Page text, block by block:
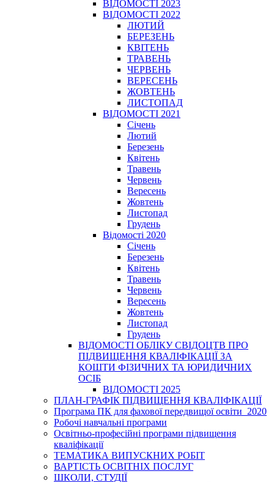
ВІДОМОСТІ 2023
ВІДОМОСТІ 2022
ЛЮТИЙ
БЕРЕЗЕНЬ
КВІТЕНЬ
ТРАВЕНЬ
ЧЕРВЕНЬ
ВЕРЕСЕНЬ
ЖОВТЕНЬ
ЛИСТОПАД
ВІДОМОСТІ 2021
Січень
Лютий
Березень
Квітень
Травень
Червень
Вересень
Жовтень
Листопад
Грудень
Відомості 2020
Січень
Березень
Квітень
Травень
Червень
Вересень
Жовтень
Листопад
Грудень
ВІДОМОСТІ ОБЛІКУ СВІДОЦТВ ПРО
ПІДВИЩЕННЯ КВАЛІФІКАЦІЇ ЗА
КОШТИ ФІЗИЧНИХ ТА ЮРИДИЧНИХ
ОСІБ
ВІДОМОСТІ 2025
ПЛАН-ГРАФІК ПІДВИЩЕННЯ КВАЛІФІКАЦІЇ
Програма ПК для фахової передвищої освіти_2020
Робочі навчальні програми
Освітньо-професійні програми підвищення
кваліфікації
ТЕМАТИКА ВИПУСКНИХ РОБІТ
ВАРТІСТЬ ОСВІТНІХ ПОСЛУГ
ШКОЛИ, СТУДІЇ